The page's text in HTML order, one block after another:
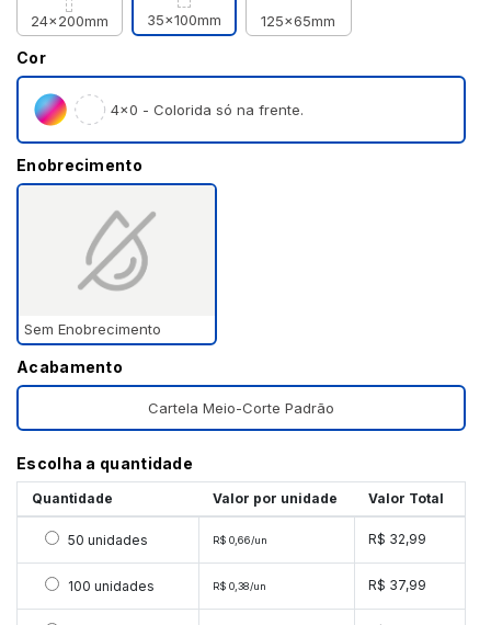
24x200mm 35x100mm 125x65mm
Cor
4×0 - Colorida só na frente.
Enobrecimento
Sem Enobrecimento
Acabamento
Cartela Meio-Corte Padrão
Escolha a quantidade
Quantidade Valor por unidade Valor Total
Selecionar 50 unidades
50 unidades R$ 0,66/un R$ 32,99
Selecionar 100 unidades
100 unidades R$ 0,38/un R$ 37,99